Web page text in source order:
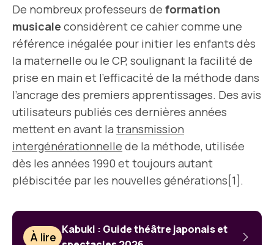
De nombreux professeurs de formation
musicale considèrent ce cahier comme une
référence inégalée pour initier les enfants dès
la maternelle ou le CP, soulignant la facilité de
prise en main et l’efficacité de la méthode dans
l’ancrage des premiers apprentissages. Des avis
utilisateurs publiés ces dernières années
mettent en avant la transmission
intergénérationnelle de la méthode, utilisée
dès les années 1990 et toujours autant
plébiscitée par les nouvelles générations[1].
À lire
Kabuki : Guide théâtre japonais et